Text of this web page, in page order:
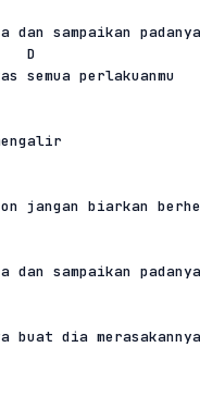
dan sampaikan padanya
D
semua perlakuanmu
jangan biarkan
dan sampaikan padanya
buat dia